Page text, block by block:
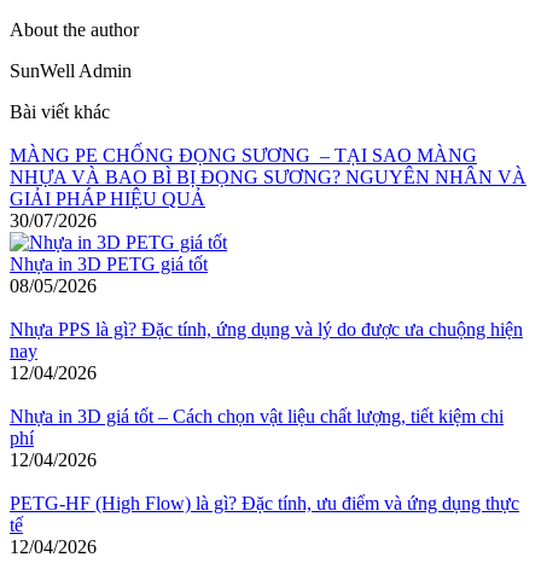
About the author
SunWell Admin
Bài viết khác
MÀNG PE CHỐNG ĐỌNG SƯƠNG – TẠI SAO MÀNG
NHỰA VÀ BAO BÌ BỊ ĐỌNG SƯƠNG? NGUYÊN NHÂN VÀ
GIẢI PHÁP HIỆU QUẢ
30/07/2026
Nhựa in 3D PETG giá tốt
08/05/2026
Nhựa PPS là gì? Đặc tính, ứng dụng và lý do được ưa chuộng hiện
nay
12/04/2026
Nhựa in 3D giá tốt – Cách chọn vật liệu chất lượng, tiết kiệm chi
phí
12/04/2026
PETG-HF (High Flow) là gì? Đặc tính, ưu điểm và ứng dụng thực
tế
12/04/2026